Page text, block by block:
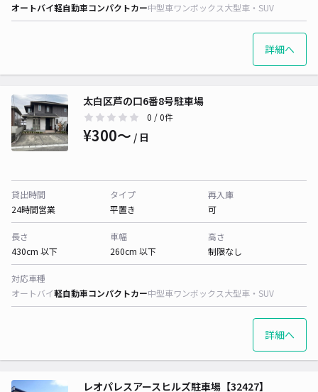
オートバイ軽自動車コンパクトカー中型車ワンボックス大型車・SUV
詳細へ
太白区芦の口6番8号駐車場
0 / 0件
¥300〜 / 日
貸出時間
24時間営業
タイプ
平置き
再入庫
可
長さ
430cm 以下
車幅
260cm 以下
高さ
制限なし
対応車種
オートバイ軽自動車コンパクトカー中型車ワンボックス大型車・SUV
詳細へ
レオパレスアースヒルズ駐車場【32427】